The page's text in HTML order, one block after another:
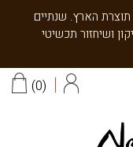
יד תוצרת הארץ. שנתיים
ושיחזור תכשיטי
0